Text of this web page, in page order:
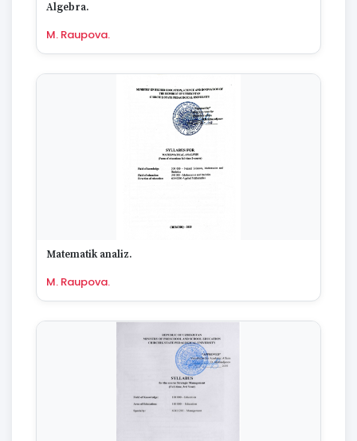
Algebra.
M. Raupova.
Matematik analiz.
M. Raupova.